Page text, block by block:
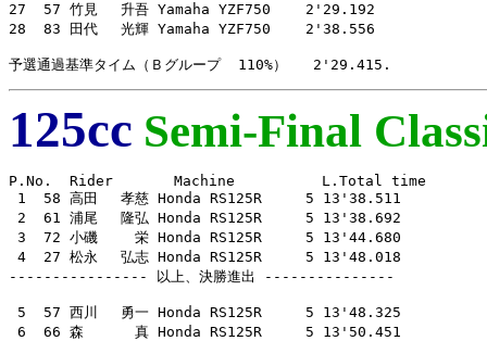
27  57 竹見　 升吾 Yamaha YZF750    2'29.192
28  83 田代　 光輝 Yamaha YZF750    2'38.556
予選通過基準タイム（Ｂグループ  110%）   2'29.415.
125cc Semi-Final
P.No.  Rider       Machine          L.Total time
1  58 高田　 孝慈 Honda RS125R     5 13'38.511
2  61 浦尾　 隆弘 Honda RS125R     5 13'38.692
3  72 小磯　　 栄 Honda RS125R     5 13'44.680
4  27 松永　 弘志 Honda RS125R     5 13'48.018
---------------- 以上、決勝進出 ---------------
5  57 西川　 勇一 Honda RS125R     5 13'48.325
6  66 森　　　 真 Honda RS125R     5 13'50.451